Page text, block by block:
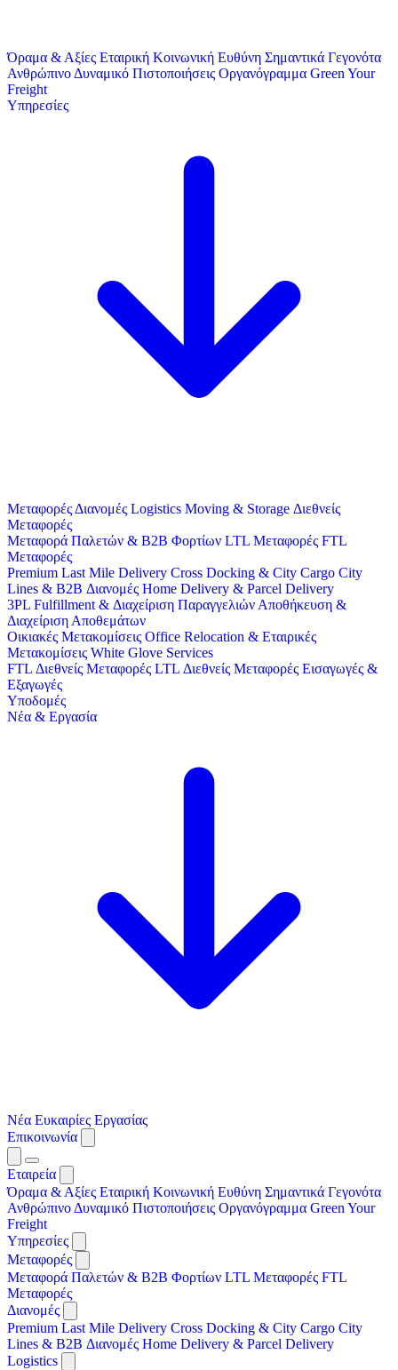
Όραμα & Αξίες Εταιρική Κοινωνική Ευθύνη Σημαντικά Γεγονότα
Ανθρώπινο Δυναμικό Πιστοποιήσεις Οργανόγραμμα Green Your
Freight
Υπηρεσίες
Μεταφορές Διανομές Logistics Moving & Storage Διεθνείς
Μεταφορές
Μεταφορά Παλετών & B2B Φορτίων LTL Μεταφορές FTL
Μεταφορές
Premium Last Mile Delivery Cross Docking & City Cargo City
Lines & B2B Διανομές Home Delivery & Parcel Delivery
3PL Fulfillment & Διαχείριση Παραγγελιών Αποθήκευση &
Διαχείριση Αποθεμάτων
Οικιακές Μετακομίσεις Office Relocation & Εταιρικές
Μετακομίσεις White Glove Services
FTL Διεθνείς Μεταφορές LTL Διεθνείς Μεταφορές Εισαγωγές &
Εξαγωγές
Υποδομές
Νέα & Εργασία
Νέα Ευκαιρίες Εργασίας
Επικοινωνία
Εταιρεία
Όραμα & Αξίες Εταιρική Κοινωνική Ευθύνη Σημαντικά Γεγονότα
Ανθρώπινο Δυναμικό Πιστοποιήσεις Οργανόγραμμα Green Your
Freight
Υπηρεσίες
Μεταφορές
Μεταφορά Παλετών & B2B Φορτίων LTL Μεταφορές FTL
Μεταφορές
Διανομές
Premium Last Mile Delivery Cross Docking & City Cargo City
Lines & B2B Διανομές Home Delivery & Parcel Delivery
Logistics